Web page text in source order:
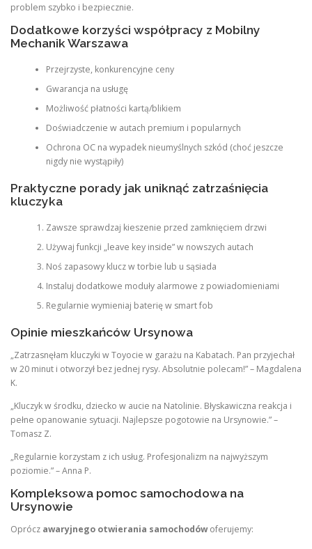
problem szybko i bezpiecznie.
Dodatkowe korzyści współpracy z Mobilny
Mechanik Warszawa
Przejrzyste, konkurencyjne ceny
Gwarancja na usługę
Możliwość płatności kartą/blikiem
Doświadczenie w autach premium i popularnych
Ochrona OC na wypadek nieumyślnych szkód (choć jeszcze
nigdy nie wystąpiły)
Praktyczne porady jak uniknąć zatrzaśnięcia
kluczyka
Zawsze sprawdzaj kieszenie przed zamknięciem drzwi
Używaj funkcji „leave key inside” w nowszych autach
Noś zapasowy klucz w torbie lub u sąsiada
Instaluj dodatkowe moduły alarmowe z powiadomieniami
Regularnie wymieniaj baterię w smart fob
Opinie mieszkańców Ursynowa
„Zatrzasnęłam kluczyki w Toyocie w garażu na Kabatach. Pan przyjechał
w 20 minut i otworzył bez jednej rysy. Absolutnie polecam!” – Magdalena
K.
„Kluczyk w środku, dziecko w aucie na Natolinie. Błyskawiczna reakcja i
pełne opanowanie sytuacji. Najlepsze pogotowie na Ursynowie.” –
Tomasz Z.
„Regularnie korzystam z ich usług. Profesjonalizm na najwyższym
poziomie.” – Anna P.
Kompleksowa pomoc samochodowa na
Ursynowie
Oprócz awaryjnego otwierania samochodówoferujemy: